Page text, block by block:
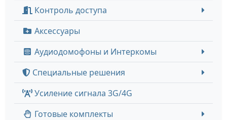
Контроль доступа
Аксессуары
Аудиодомофоны и Интеркомы
Специальные решения
Усиление сигнала 3G/4G
Готовые комплекты